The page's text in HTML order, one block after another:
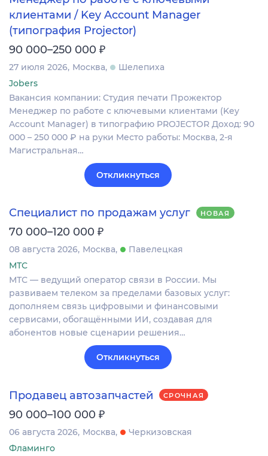
клиентами / Key Account Manager
(типография Projector)
90 000–250 000 ₽
27 июля 2026 Москва
Шелепиха
Jobers
Вакансия компании: Студия печати Прожектор
Менеджер по работе с ключевыми клиентами (Key
Account Manager) в типографию PROJECTOR Доход: 90
000 – 250 000 ₽ на руки Место работы: Москва, 2-я
Магистральная…
Откликнуться
Специалист по продажам услуг НОВАЯ
70 000–120 000 ₽
08 августа 2026 Москва
Павелецкая
МТС
МТС — ведущий оператор связи в России. Мы
развиваем телеком за пределами базовых услуг:
дополняем связь цифровыми и финансовыми
сервисами, обогащёнными ИИ, создавая для
абонентов новые сценарии решения…
Откликнуться
Продавец автозапчастей СРОЧНАЯ
90 000–100 000 ₽
06 августа 2026 Москва
Черкизовская
Фламинго